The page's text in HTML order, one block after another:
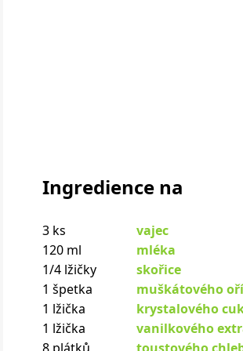
Ingredience na
3 ks
vajec
120 ml
mléka
1/4 lžičky
skořice
1 špetka
muškátového
1 lžička
krystalového
1 lžička
vanilkového